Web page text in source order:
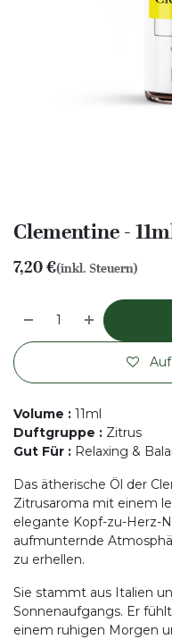
Clementine -
7,20€(inkl. Steuern)
Volume : 11ml
Duftgruppe : Zitrus
Gut Für : Relaxing &
Das ätherische Öl der
Zitrusaroma mit einem
elegante Kopf-zu-Herz-
aufmunternde
zu erhellen.
Sie stammt aus Italien
Sonnenaufgangs. Er
einem ruhigen Morgen